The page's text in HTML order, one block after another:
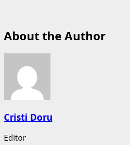
About the Author
Cristi Doru
Editor